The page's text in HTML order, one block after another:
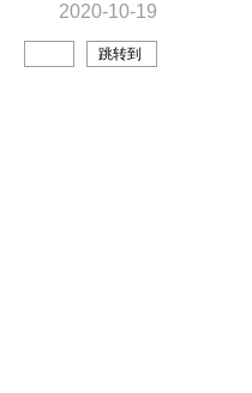
2020-10-19
跳转到